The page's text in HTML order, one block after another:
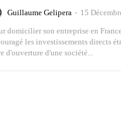
Guillaume Gelipera - 15
domicilier son entreprise en
les investissements directs
d'ouverture d'une société...